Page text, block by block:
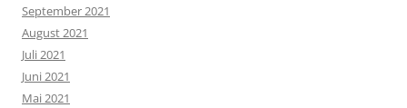
September 2021
August 2021
Juli 2021
Juni 2021
Mai 2021